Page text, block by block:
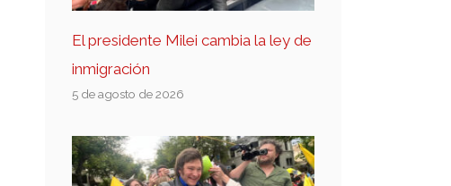
El presidente Milei cambia la ley de
inmigración
5 de agosto de 2026